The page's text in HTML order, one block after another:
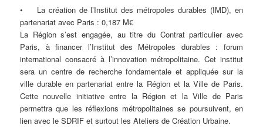
• La création de l’Institut des métropoles durables (IMD), en
partenariat avec Paris : 0,187 M€
La Région s’est engagée, au titre du Contrat particulier avec
Paris, à financer l’Institut des Métropoles durables : forum
international consacré à l’innovation métropolitaine. Cet institut
sera un centre de recherche fondamentale et appliquée sur la
ville durable en partenariat entre la Région et la Ville de Paris.
Cette nouvelle initiative entre la Région et la Ville de Paris
permettra que les réflexions métropolitaines se poursuivent, en
lien avec le SDRIF et surtout les Ateliers de Création Urbaine.